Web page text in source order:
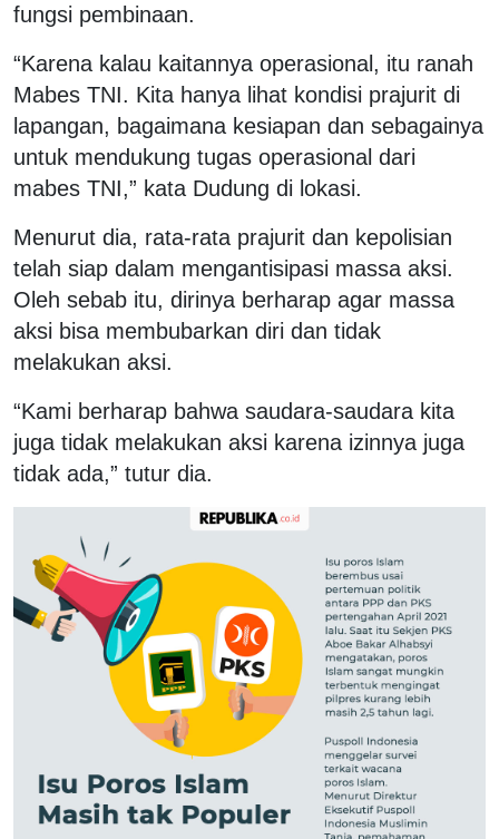
fungsi pembinaan.
“Karena kalau kaitannya operasional, itu ranah
Mabes TNI. Kita hanya lihat kondisi prajurit di
lapangan, bagaimana kesiapan dan sebagainya
untuk mendukung tugas operasional dari
mabes TNI,” kata Dudung di lokasi.
Menurut dia, rata-rata prajurit dan kepolisian
telah siap dalam mengantisipasi massa aksi.
Oleh sebab itu, dirinya berharap agar massa
aksi bisa membubarkan diri dan tidak
melakukan aksi.
“Kami berharap bahwa saudara-saudara kita
juga tidak melakukan aksi karena izinnya juga
tidak ada,” tutur dia.